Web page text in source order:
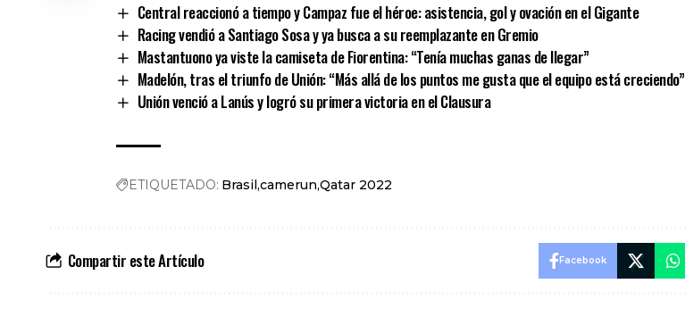
Central reaccionó a tiempo y Campaz fue el héroe: asistencia, gol y ovación en el Gigante
Racing vendió a Santiago Sosa y ya busca a su reemplazante en Gremio
Mastantuono ya viste la camiseta de Fiorentina: “Tenía muchas ganas de llegar”
Madelón, tras el triunfo de Unión: “Más allá de los puntos me gusta que el equipo está creciendo”
Unión venció a Lanús y logró su primera victoria en el Clausura
ETIQUETADO: Brasil camerun Qatar 2022
Compartir este Artículo Facebook